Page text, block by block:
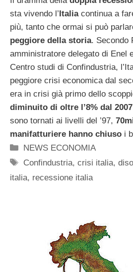
sta vivendo l’Italiacontinua a
più, tanto che ormai si può
peggiore della storia. Secondo
amministratore delegato di Enel
Centro studi di Confindustria,
peggiore crisi economica dal
era in crisi già primo dello
diminuito di oltre l’8% dal 2007
sono tornati ai livelli del ’97,
manifatturiere hanno chiuso i
Categorie
NEWS ECONOMIA
Tag
Confindustria,crisi italia,
italia, recessione italia